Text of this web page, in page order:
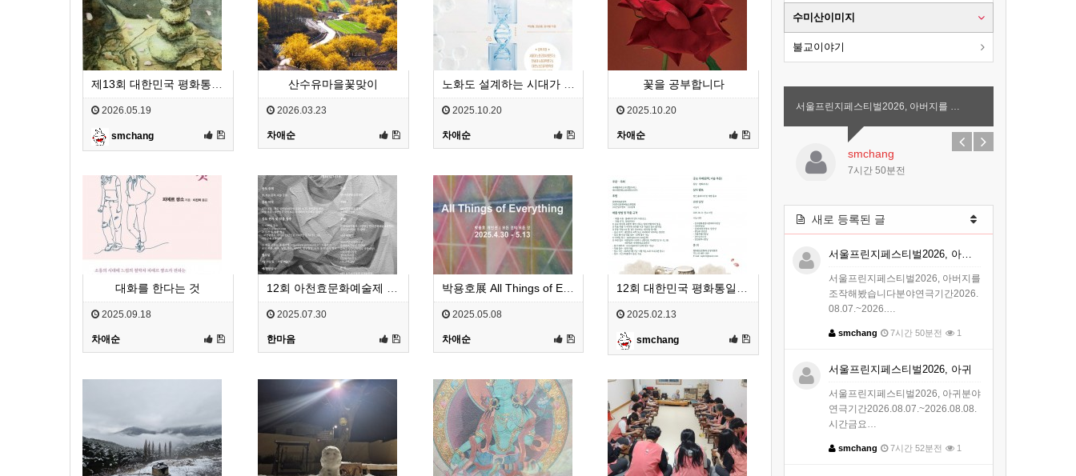
2026.05.19
smchang
산수유마을꽃맞이
2026.03.23
차애순
2025.10.20
차애순
꽃을 공부합니다
2025.10.20
차애순
대화를 한다는 것
2025.09.18
차애순
2025.07.30
한마음
박용호展 All Things of Everything
2025.05.08
차애순
2025.02.13
smchang
수미산이미지
불교이야기
서울프린지페스티벌2026, 아버지를 …
smchang
7시간 50분전
새로 등록된 글
서울프린지페스티벌2026, 아버지를 …
서울프린지페스티벌2026, 아버지를
조작해봤습니다분야연극기간2026.
08.07.~2026.…
smchang 7시간 50분전 1
서울프린지페스티벌2026, 아귀
서울프린지페스티벌2026, 아귀분야
연극기간2026.08.07.~2026.08.08.
시간금요…
smchang 7시간 52분전 1